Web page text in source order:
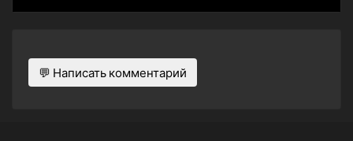
💬 Написать комментарий